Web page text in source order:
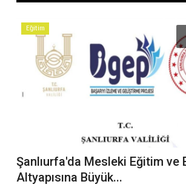
Eğitim
Şanlıurfa'da Mesleki Eğitim ve
Altyapısına Büyük...